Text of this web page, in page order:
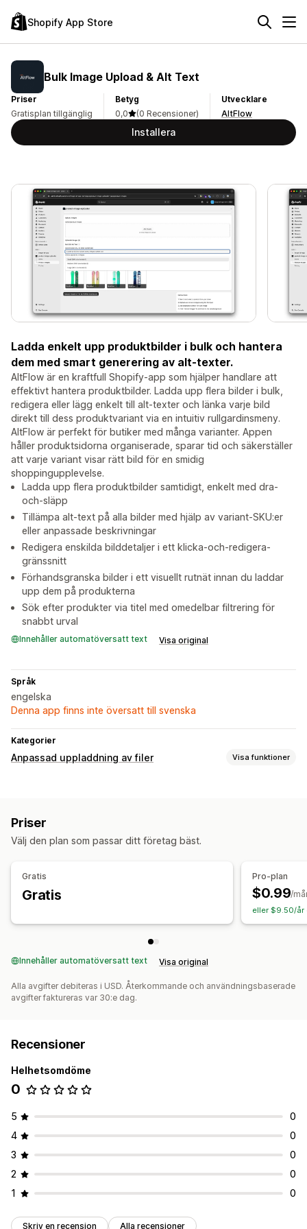
Shopify App Store
Bulk Image Upload & Alt Text
Priser
Gratisplan tillgänglig
Betyg
0,0
(0 Recensioner)
Utvecklare
AltFlow
Installera
Ladda enkelt upp produktbilder i bulk och hantera
dem med smart generering av alt-texter.
AltFlow är en kraftfull Shopify-app som hjälper handlare att
effektivt hantera produktbilder. Ladda upp flera bilder i bulk,
redigera eller lägg enkelt till alt-texter och länka varje bild
direkt till dess produktvariant via en intuitiv rullgardinsmeny.
AltFlow är perfekt för butiker med många varianter. Appen
håller produktsidorna organiserade, sparar tid och säkerställer
att varje variant visar rätt bild för en smidig
shoppingupplevelse.
Ladda upp flera produktbilder samtidigt, enkelt med dra-
och-släpp
Tillämpa alt-text på alla bilder med hjälp av variant-SKU:er
eller anpassade beskrivningar
Redigera enskilda bilddetaljer i ett klicka-och-redigera-
gränssnitt
Förhandsgranska bilder i ett visuellt rutnät innan du laddar
upp dem på produkterna
Sök efter produkter via titel med omedelbar filtrering för
snabbt urval
Innehåller automatöversatt text Visa original
Språk
engelska
Denna app finns inte översatt till svenska
Kategorier
Anpassad uppladdning av filer Visa funktioner
Priser
Välj den plan som passar ditt företag bäst.
Gratis
Gratis
Pro-plan
$0.99/
eller $9.50/år
Innehåller automatöversatt text Visa original
Alla avgifter debiteras i USD. Återkommande och användningsbaserade
avgifter faktureras var 30:e dag.
Recensioner
Helhetsomdöme
0
5
0
4
0
3
0
2
0
1
0
Skriv en recension Alla recensioner